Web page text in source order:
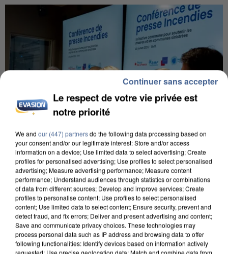
INCENDIES : L’ÎLE-DE-FRANCE LANCE UN ÉLAN
DE SOLIDARITÉ AVEC LES...
Le respect de votre vie privée est
notre priorité
We and our (447) partnersdo the following data processing based on
your consent and/or our legitimate interest: Store and/or access
information on a device; Use limited data to select advertising; Create
profiles for personalised advertising; Use profiles to select personalised
advertising; Measure advertising performance; Measure content
performance; Understand audiences through statistics or combinations
of data from different sources; Develop and improve services; Create
profiles to personalise content; Use profiles to select personalised
content; Use limited data to select content; Ensure security, prevent and
detect fraud, and fix errors; Deliver and present advertising and content;
Save and communicate privacy choices. These technologies may
process personal data such as IP address and browsing data to offer
following functionalities: Identify devices based on information actively
requested; Use precise geolocation data; Match and combine data from
Continuer sans accepter